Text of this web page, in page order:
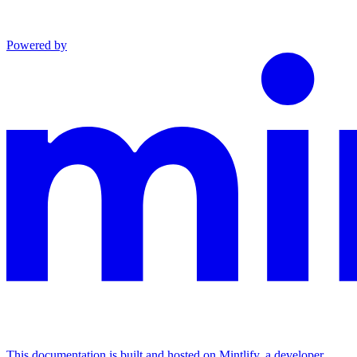
Powered by